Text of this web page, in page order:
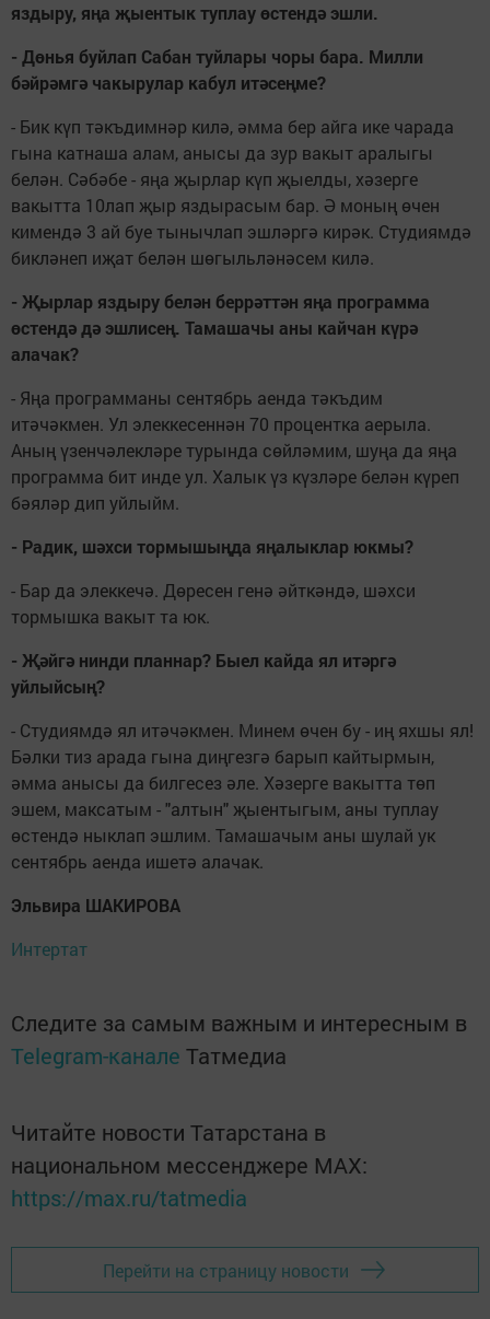
яздыру, яңа җыентык туплау өстендә эшли.
- Дөнья буйлап Сабан туйлары чоры бара. Милли
бәйрәмгә чакырулар кабул итәсеңме?
- Бик күп тәкъдимнәр килә, әмма бер айга ике чарада
гына катнаша алам, анысы да зур вакыт аралыгы
белән. Сәбәбе - яңа җырлар күп җыелды, хәзерге
вакытта 10лап җыр яздырасым бар. Ә моның өчен
кимендә 3 ай буе тынычлап эшләргә кирәк. Студиямдә
бикләнеп иҗат белән шөгыльләнәсем килә.
- Җырлар яздыру белән беррәттән яңа программа
өстендә дә эшлисең. Тамашачы аны кайчан күрә
алачак?
- Яңа программаны сентябрь аенда тәкъдим
итәчәкмен. Ул элеккесеннән 70 процентка аерыла.
Аның үзенчәлекләре турында сөйләмим, шуңа да яңа
программа бит инде ул. Халык үз күзләре белән күреп
бәяләр дип уйлыйм.
- Радик, шәхси тормышыңда яңалыклар юкмы?
- Бар да элеккечә. Дөресен генә әйткәндә, шәхси
тормышка вакыт та юк.
- Җәйгә нинди планнар? Быел кайда ял итәргә
уйлыйсың?
- Студиямдә ял итәчәкмен. Минем өчен бу - иң яхшы ял!
Бәлки тиз арада гына диңгезгә барып кайтырмын,
әмма анысы да билгесез әле. Хәзерге вакытта төп
эшем, максатым - "алтын" җыентыгым, аны туплау
өстендә ныклап эшлим. Тамашачым аны шулай ук
сентябрь аенда ишетә алачак.
Эльвира ШАКИРОВА
Интертат
Следите за самым важным и интересным в
Telegram-канале Татмедиа
Читайте новости Татарстана в
национальном мессенджере MАХ:
https://max.ru/tatmedia
Перейти на страницу новости